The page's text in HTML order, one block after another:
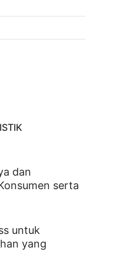
dan
serta
untuk
yang